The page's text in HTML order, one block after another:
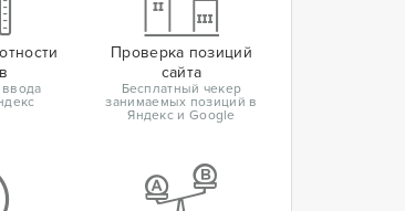
Проверка позиций
сайта
Бесплатный чекер
занимаемых позиций в
Яндекс и Google